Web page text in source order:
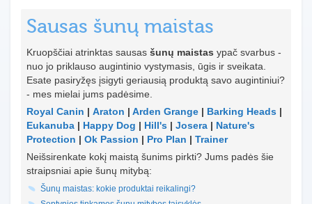
Sausas šunų maistas
Kruopščiai atrinktas sausas šunų maistas ypač svarbus -
nuo jo priklauso augintinio vystymasis, ūgis ir sveikata.
Esate pasiryžęs įsigyti geriausią produktą savo augintiniui?
- mes mielai jums padėsime.
Royal Canin | Araton | Arden Grange | Barking Heads |
Eukanuba | Happy Dog | Hill's | Josera | Nature's
Protection | Ok Passion | Pro Plan | Trainer
Neišsirenkate kokį maistą šunims pirkti? Jums padės šie
straipsniai apie šunų mitybą:
Šunų maistas: kokie produktai reikalingi?